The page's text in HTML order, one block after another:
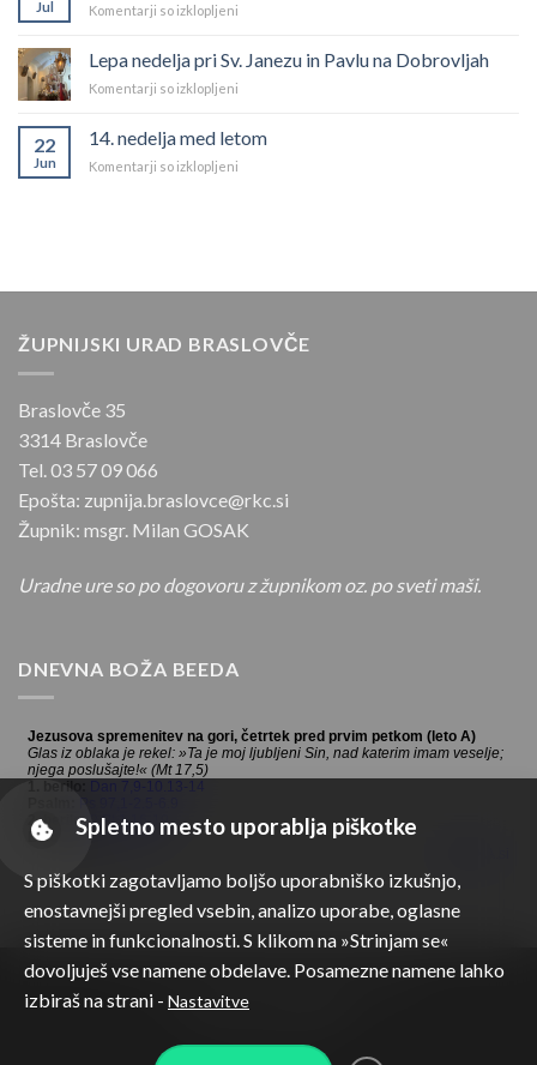
Jul Komentarji so izklopljeni
med
Lepa nedelja pri Sv. Janezu in Pavlu na Dobrovljah
Komentarji so izklopljeni
pri
22
Jun
14. nedelja med letom
Komentarji so izklopljeni
ŽUPNIJSKI URAD BRASLOVČE
Braslovče 35
3314 Braslovče
Tel. 03 57 09 066
Epošta: zupnija.braslovce@rkc.si
Župnik: msgr. Milan GOSAK
Uradne ure so po dogovoru z župnikom oz. po sveti maši.
DNEVNA BOŽA BEEDA
Vse pravice 2026 ©Župnija Braslovče
Zasebnost in piškotki...
Spletno mesto uporablja piškotke
S piškotki zagotavljamo boljšo uporabniško izkušnjo,
enostavnejši pregled vsebin, analizo uporabe, oglasne
sisteme in funkcionalnosti. S klikom na »Strinjam se«
dovoljuješ vse namene obdelave. Posamezne namene lahko
izbiraš na strani - Nastavitve